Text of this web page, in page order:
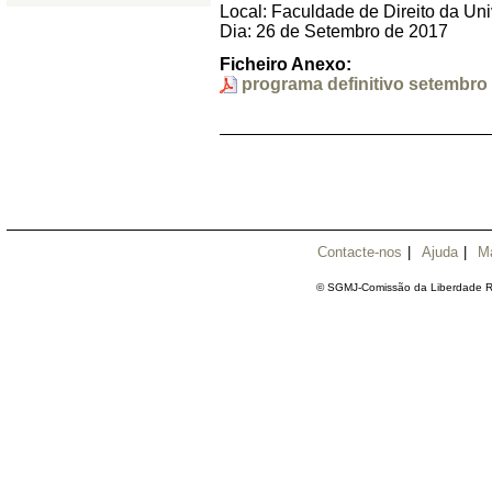
Local: Faculdade de Direito da
Dia: 26 de Setembro de 2017
Ficheiro Anexo:
programa definitivo setembro
Contacte-nos | Ajuda |
© SGMJ-Comissão da Liberdade